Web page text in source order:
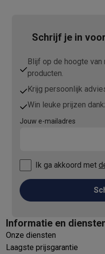
Schrijf je in
Blijf op de hoogte van
producten.
Krijg persoonlijk
Win leuke prijzen
Jouw e-mailadres
Ik ga akkoord met
Informatie en
Onze diensten
Laagste prijsgarantie